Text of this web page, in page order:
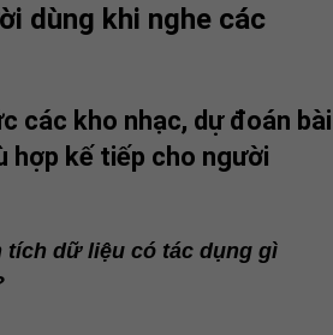
dùng khi nghe các
các kho nhạc, dự đoán bài
hợp kế tiếp cho người
tích dữ liệu có tác dụng gì